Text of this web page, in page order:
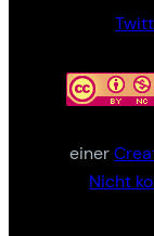
einer
Nicht